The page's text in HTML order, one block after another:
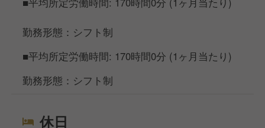
勤務形態：シフト制
■平均所定労働時間: 170時間0分 (1ヶ月当たり)
勤務形態：シフト制
休日